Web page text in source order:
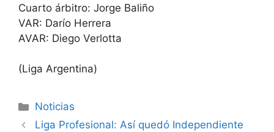
Cuarto árbitro: Jorge Baliño
VAR: Darío Herrera
AVAR: Diego Verlotta
(Liga Argentina)
Categorías
Noticias
Liga Profesional: Así quedó Independiente